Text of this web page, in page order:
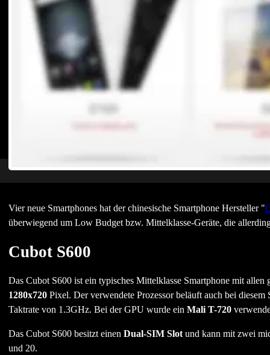
Vier neue Smartphones hat der chinesische Smartphone Hersteller "
überwiegend um Low Budget bzw. Mittelklasse-Geräte, die
Cubot S600
Das Cubot S600 ist ein typisches Mittelklasse Smartphone mit
1280x720Pixel. Der verwendete Prozessor beläuft auch bei
Taktrate von 1.3GHz. Bei der GPU wurde ein Mali T-720
Das Cubot S600 besitzt einen Dual-SIM Slotund kann mit zwei
und 20.